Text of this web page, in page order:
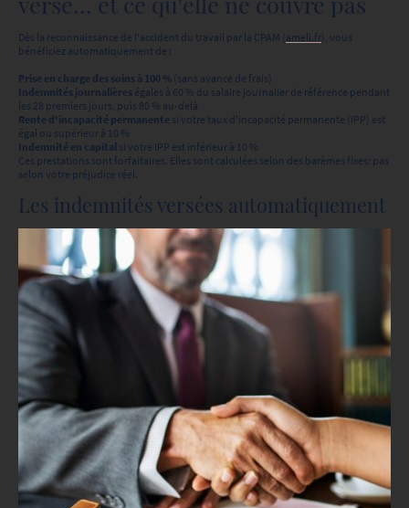
Dès la reconnaissance de l'accident du travail par la CPAM ( ameli.fr ), vous
bénéficiez automatiquement de :
Prise en charge des soins à 100 % (sans avance de frais)
Indemnités journalières égales à 60 % du salaire journalier de référence pendant
les 28 premiers jours, puis 80 % au-delà
Rente d'incapacité permanente si votre taux d'incapacité permanente (IPP) est
égal ou supérieur à 10 %
Indemnité en capital si votre IPP est inférieur à 10 %
Ces prestations sont forfaitaires. Elles sont calculées selon des barèmes fixes: pas
selon votre préjudice réel.
Les indemnités versées automatiquement